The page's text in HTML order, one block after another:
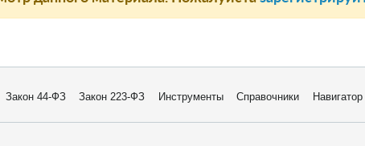
Закон 44-ФЗ Закон 223-ФЗ Инструменты Справочники